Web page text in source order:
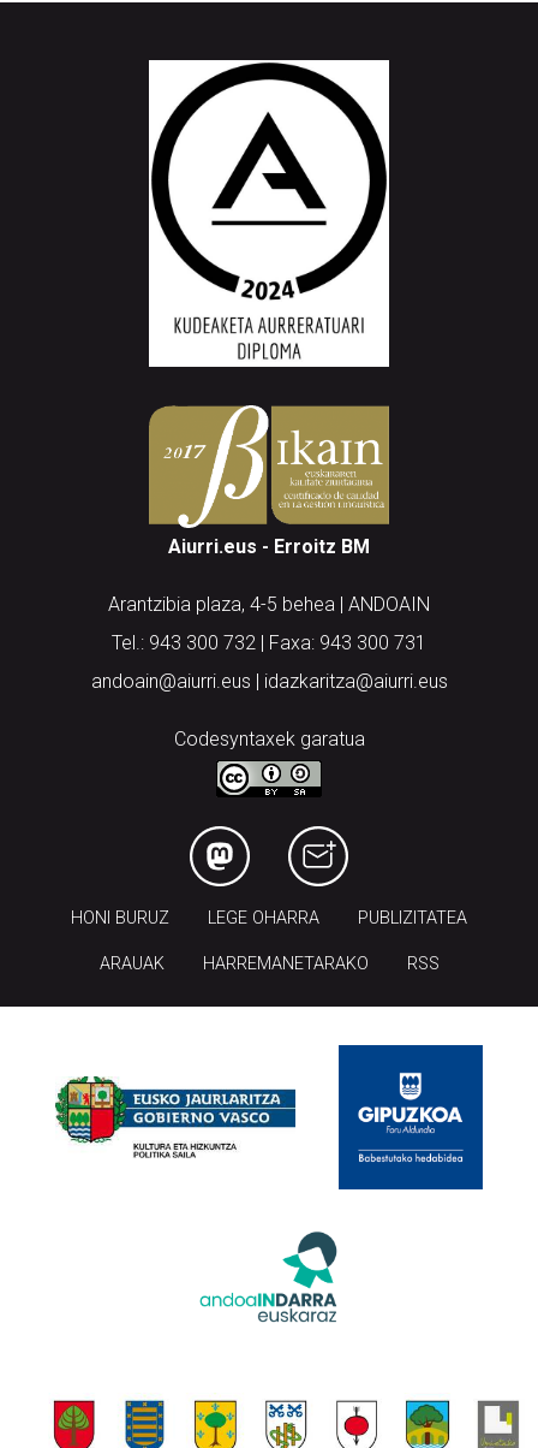
Aiurri.eus - Erroitz BM
Arantzibia plaza, 4-5 behea | ANDOAIN
Tel.: 943 300 732 | Faxa: 943 300 731
andoain@aiurri.eus | idazkaritza@aiurri.eus
Codesyntaxek garatua
HONI BURUZ LEGE OHARRA PUBLIZITATEA
ARAUAK HARREMANETARAKO RSS